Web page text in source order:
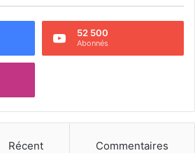
52 500
Abonnés
Récent Commentaires